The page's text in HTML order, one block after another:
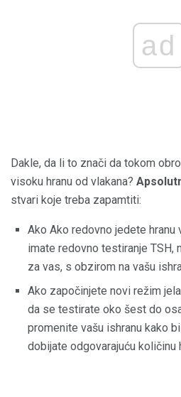
ad
Dakle, da li to znači da tokom
visoku hranu od vlakana?
stvari koje treba zapamtiti:
Ako Ako redovno jedete hranu
imate redovno testiranje TSH,
za vas, s obzirom na vašu
Ako započinjete novi režim
da se testirate oko šest do
promenite vašu ishranu kako
dobijate odgovarajuću